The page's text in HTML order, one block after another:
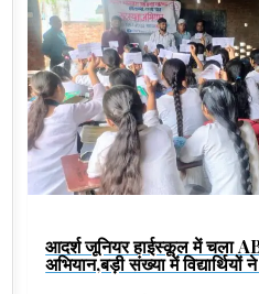
आदर्श जूनियर हाईस्कूल में चला
अभियान,बड़ी संख्या में